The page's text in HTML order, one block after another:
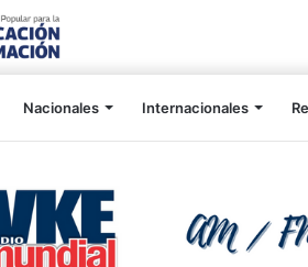
Nacionales Internacionales